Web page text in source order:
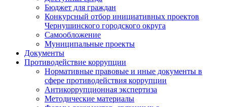
Бюджет для граждан
Конкурсный отбор инициативных проектов
Чернушинского городского округа
Самообложение
Муниципальные проекты
Документы
Противодействие коррупции
Нормативные правовые и иные документы в
сфере противодействия коррупции
Антикоррупционная экспертиза
Методические материалы